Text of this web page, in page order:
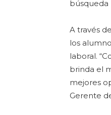
búsqueda
A través
los
laboral.
brinda el
mejores
Gerente